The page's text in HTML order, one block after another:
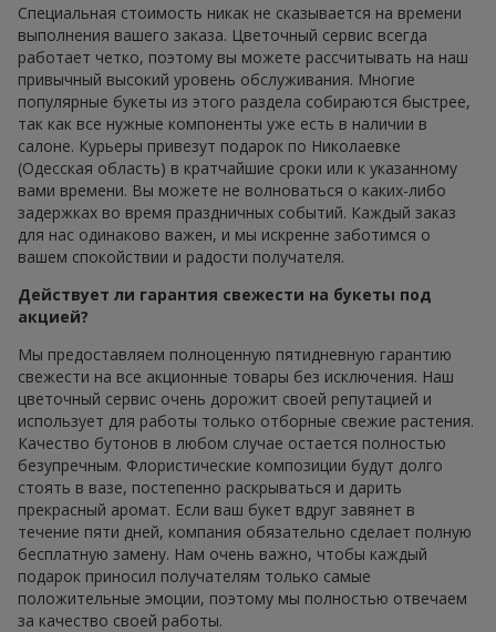
Специальная стоимость никак не сказывается на времени
выполнения вашего заказа. Цветочный сервис всегда
работает четко, поэтому вы можете рассчитывать на наш
привычный высокий уровень обслуживания. Многие
популярные букеты из этого раздела собираются быстрее,
так как все нужные компоненты уже есть в наличии в
салоне. Курьеры привезут подарок по Николаевке
(Одесская область) в кратчайшие сроки или к указанному
вами времени. Вы можете не волноваться о каких-либо
задержках во время праздничных событий. Каждый заказ
для нас одинаково важен, и мы искренне заботимся о
вашем спокойствии и радости получателя.
Действует ли гарантия свежести на букеты под
акцией?
Мы предоставляем полноценную пятидневную гарантию
свежести на все акционные товары без исключения. Наш
цветочный сервис очень дорожит своей репутацией и
использует для работы только отборные свежие растения.
Качество бутонов в любом случае остается полностью
безупречным. Флористические композиции будут долго
стоять в вазе, постепенно раскрываться и дарить
прекрасный аромат. Если ваш букет вдруг завянет в
течение пяти дней, компания обязательно сделает полную
бесплатную замену. Нам очень важно, чтобы каждый
подарок приносил получателям только самые
положительные эмоции, поэтому мы полностью отвечаем
за качество своей работы.